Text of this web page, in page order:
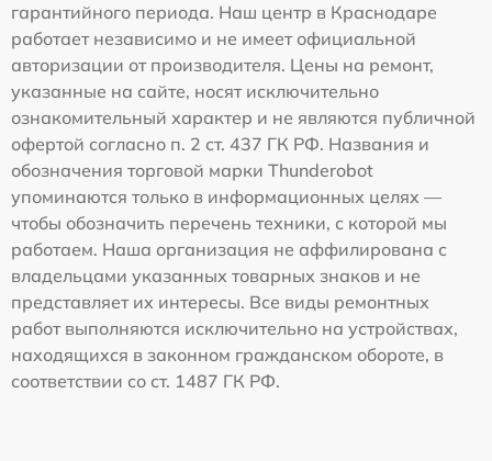
гарантийного периода. Наш центр в Краснодаре
работает независимо и не имеет официальной
авторизации от производителя. Цены на ремонт,
указанные на сайте, носят исключительно
ознакомительный характер и не являются публичной
офертой согласно п. 2 ст. 437 ГК РФ. Названия и
обозначения торговой марки Thunderobot
упоминаются только в информационных целях —
чтобы обозначить перечень техники, с которой мы
работаем. Наша организация не аффилирована с
владельцами указанных товарных знаков и не
представляет их интересы. Все виды ремонтных
работ выполняются исключительно на устройствах,
находящихся в законном гражданском обороте, в
соответствии со ст. 1487 ГК РФ.